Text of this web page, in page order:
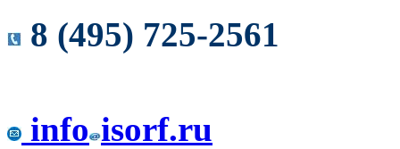
8 (495) 725-2561
info isorf.ru